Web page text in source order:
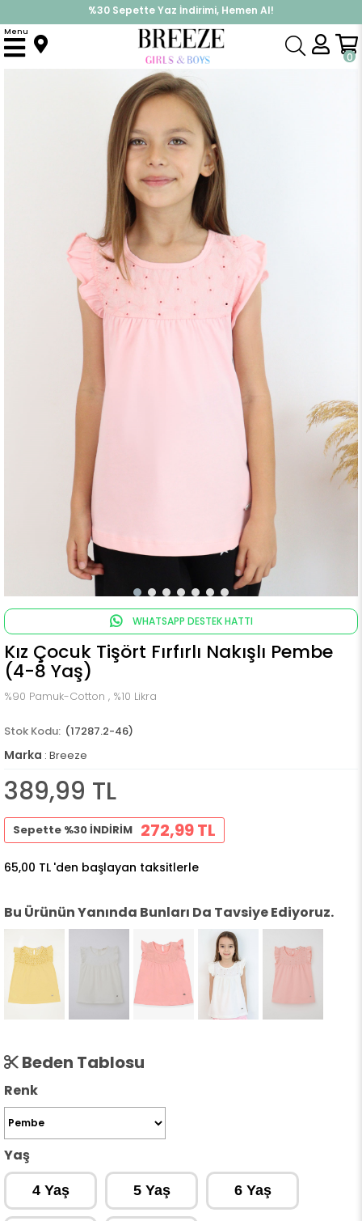
İndirimlere ek %10 İndirimi Kap, Hemen Üye Ol!
0
Menu
Anasayfa Üst Giyim Tişört
WHATSAPP DESTEK HATTI
Kız Çocuk Tişört Fırfırlı Nakışlı Pembe
(4-8 Yaş)
%90 Pamuk-Cotton , %10 Likra
(17287.2-46)
Marka : Breeze
389,99 TL
Sepette %30 İNDİRİM 272,99 TL
65,00 TL 'den başlayan taksitlerle
Bu Ürünün Yanında Bunları Da Tavsiye Ediyoruz.
Beden Tablosu
Renk
Yaş
4 Yaş 5 Yaş 6 Yaş